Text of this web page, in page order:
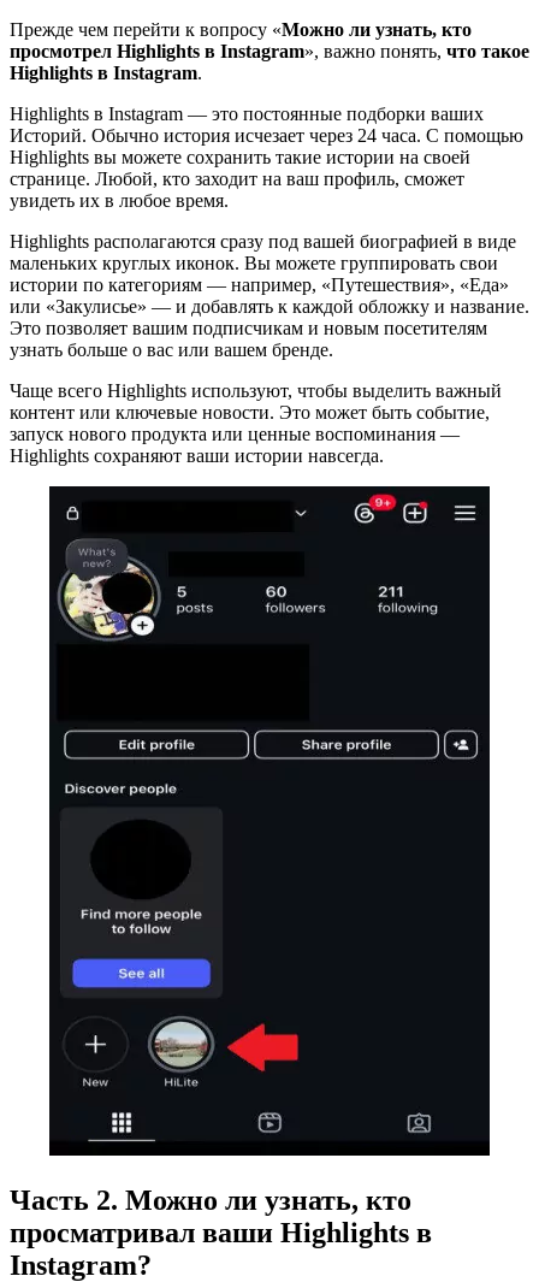
Прежде чем перейти к вопросу «Можно ли узнать, кто
просмотрел Highlights в Instagram», важно понять, что такое
Highlights в Instagram.
Highlights в Instagram — это постоянные подборки ваших
Историй. Обычно история исчезает через 24 часа. С помощью
Highlights вы можете сохранить такие истории на своей
странице. Любой, кто заходит на ваш профиль, сможет
увидеть их в любое время.
Highlights располагаются сразу под вашей биографией в виде
маленьких круглых иконок. Вы можете группировать свои
истории по категориям — например, «Путешествия», «Еда»
или «Закулисье» — и добавлять к каждой обложку и название.
Это позволяет вашим подписчикам и новым посетителям
узнать больше о вас или вашем бренде.
Чаще всего Highlights используют, чтобы выделить важный
контент или ключевые новости. Это может быть событие,
запуск нового продукта или ценные воспоминания —
Highlights сохраняют ваши истории навсегда.
Часть 2. Можно ли узнать, кто
просматривал ваши Highlights в
Instagram?